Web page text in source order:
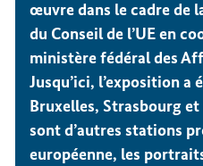
œuvre dans le cadre de
du Conseil de l’UE en
ministère fédéral des
Jusqu’ici, l’exposition a
Bruxelles, Strasbourg
sont d’autres stations
européenne, les